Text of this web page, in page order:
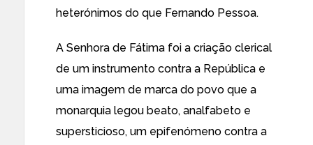
heterónimos do que Fernando Pessoa.
A Senhora de Fátima foi a criação clerical
de um instrumento contra a República e
uma imagem de marca do povo que a
monarquia legou beato, analfabeto e
supersticioso, um epifenómeno contra a